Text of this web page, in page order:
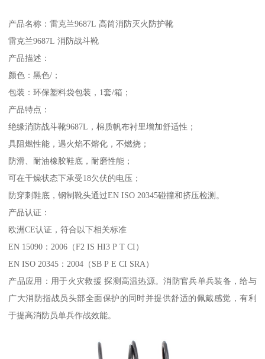
产品名称：雷克兰9687L 高筒消防灭火防护靴
雷克兰9687L 消防战斗靴
产品描述：
颜色：黑色/；
包装：环保塑料袋包装，1套/箱；
产品特点：
绝缘消防战斗靴9687L，棉质帆布衬里增加舒适性；
具阻燃性能，遇火焰不熔化，不燃烧；
防滑、耐油橡胶鞋底，耐磨性能；
可在干燥状态下承受18欠伏的电压；
防穿刺鞋底，钢制靴头通过EN ISO 20345碰撞和挤压检测。
产品认证：
欧洲CE认证，符合以下相关标准
EN 15090：2006（F2 IS HI3 P T CI）
EN ISO 20345：2004（SB P E CI SRA）
产品应用：用于火灾救援 探测高温热源。消防官兵单兵装备，给与
广大消防指战员头部全面保护的同时并提供舒适的佩戴感觉，有利
于提高消防员单兵作战效能。